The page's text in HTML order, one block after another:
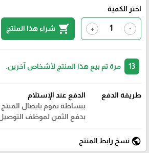
اختر الكمية
-
+
shopping_cart شراء هذا المنتج
مرة تم بيع هذا المنتج لأشخاص آخرين.
طريقة الدفع
الدفع عند الإستلام
ببساطة نقوم بايصال
بدفع الثمن لموظف
public نسخ رابط المنتج